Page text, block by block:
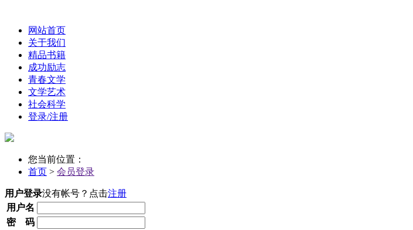
网站首页
关于我们
精品书籍
成功励志
青春文学
文学艺术
社会科学
登录/注册
您当前位置：
首页 > 会员登录
用户登录没有帐号？点击注册
用户名
密 码